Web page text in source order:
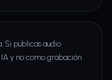
Si publicas audio
y no como grabación